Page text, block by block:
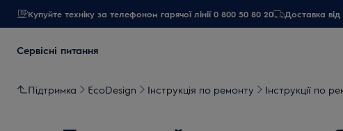
Купуйте техніку за телефоном гарячої лінії 0 800 50 80 20 Доставка від
Сервісні питання
Підтримка EcoDesign Інструкція по ремонту Інструкції по